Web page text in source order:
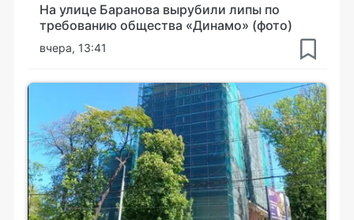
На улице Баранова вырубили липы по
требованию общества «Динамо» (фото)
вчера, 13:41